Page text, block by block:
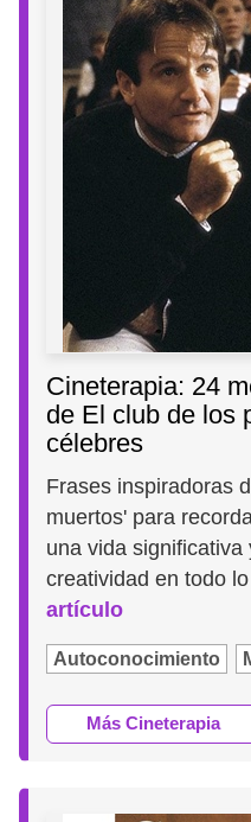
Cineterapia: 24
de El club de los
célebres
Frases inspiradoras
muertos' para
una vida
creatividad en todo
artículo
Autoconocimiento
Más Cineterapia